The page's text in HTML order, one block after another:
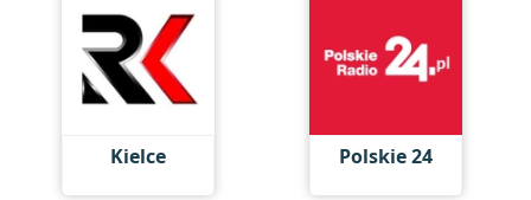
Kielce Polskie 24